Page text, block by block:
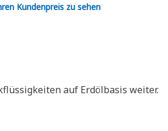
Kundenpreis zu sehen
auf Erdölbasis weiter.